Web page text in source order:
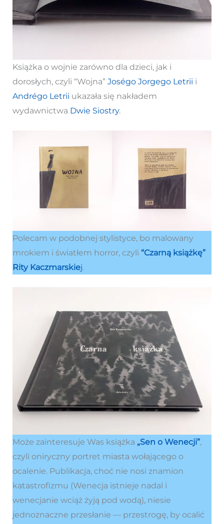
Książka o wojnie zarówno dla dzieci, jak i
dorosłych, czyli “Wojna” Joségo Jorgego Letrii i
Andrégo Letrii ukazała się nakładem
wydawnictwa Dwie Siostry.
Polecam w podobnej stylistyce, bo malowany
mrokiem i światłem horror, czyli “Czarną książkę”
Rity Kaczmarskiej.
Może zainteresuje Was książka „Sen o Wenecji”,
czyli oniryczny portret miasta wołającego o
ocalenie. Publikacja, choć nie nosi znamion
katastrofizmu (Wenecja istnieje nadal i
wenecjanie wciąż żyją pod wodą), niesie
jednoznaczne przesłanie — przestrogę, by ocalić